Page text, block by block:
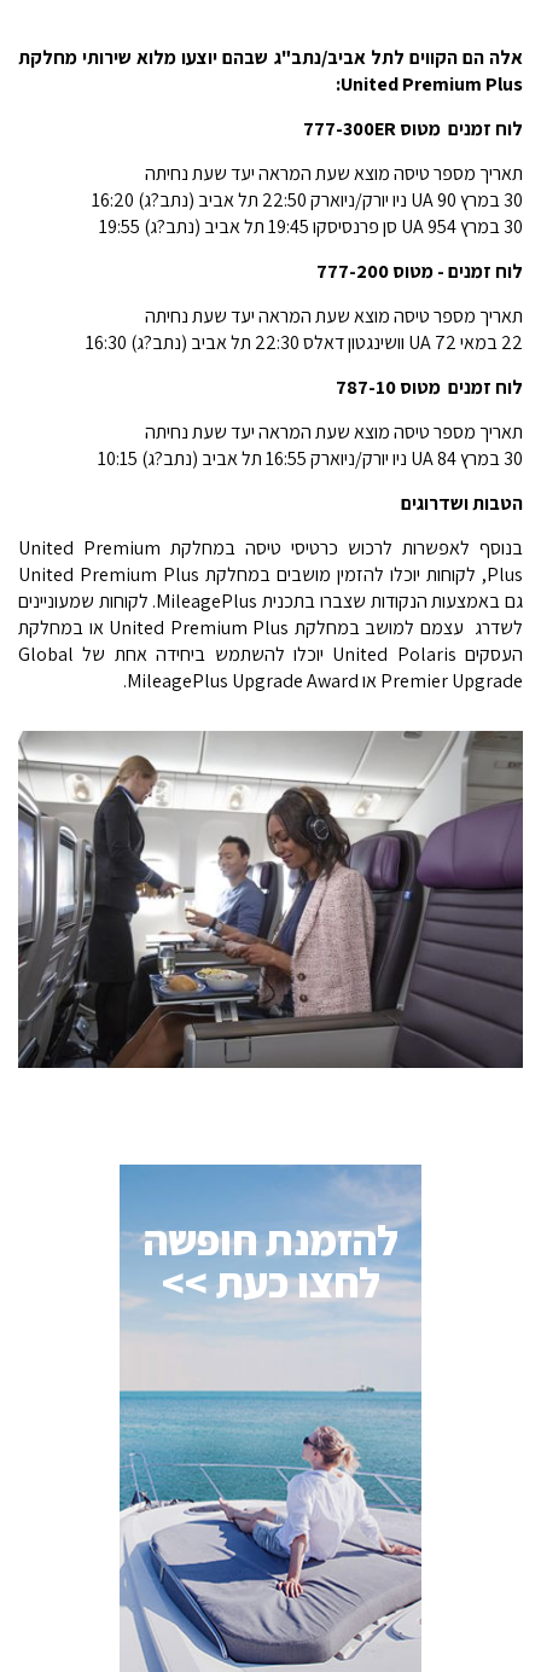
אלה הם הקווים לתל אביב/נתב"ג שבהם יוצעו מלוא שירותי מחלקת
United Premium Plus:
לוח זמנים  מטוס 777-300ER
תאריך מספר טיסה מוצא שעת המראה יעד שעת נחיתה
30 במרץ UA 90 ניו יורק/ניוארק 22:50 תל אביב (נתב?ג) 16:20
30 במרץ UA 954 סן פרנסיסקו 19:45 תל אביב (נתב?ג) 19:55
לוח זמנים - מטוס 777-200
תאריך מספר טיסה מוצא שעת המראה יעד שעת נחיתה
22 במאי UA 72 וושינגטון דאלס 22:30 תל אביב (נתב?ג) 16:30
לוח זמנים  מטוס 787-10
תאריך מספר טיסה מוצא שעת המראה יעד שעת נחיתה
30 במרץ UA 84 ניו יורק/ניוארק 16:55 תל אביב (נתב?ג) 10:15
הטבות ושדרוגים
בנוסף לאפשרות לרכוש כרטיסי טיסה במחלקת United Premium
Plus, לקוחות יוכלו להזמין מושבים במחלקת United Premium Plus
גם באמצעות הנקודות שצברו בתכנית MileagePlus. לקוחות שמעוניינים
לשדרג עצמם למושב במחלקת United Premium Plus או במחלקת
העסקים United Polaris יוכלו להשתמש ביחידה אחת של Global
Premier Upgrade או MileagePlus Upgrade Award.
להזמנת חופשה
לחצו כעת >>
AI Assistant
איך אפשר לעזור?